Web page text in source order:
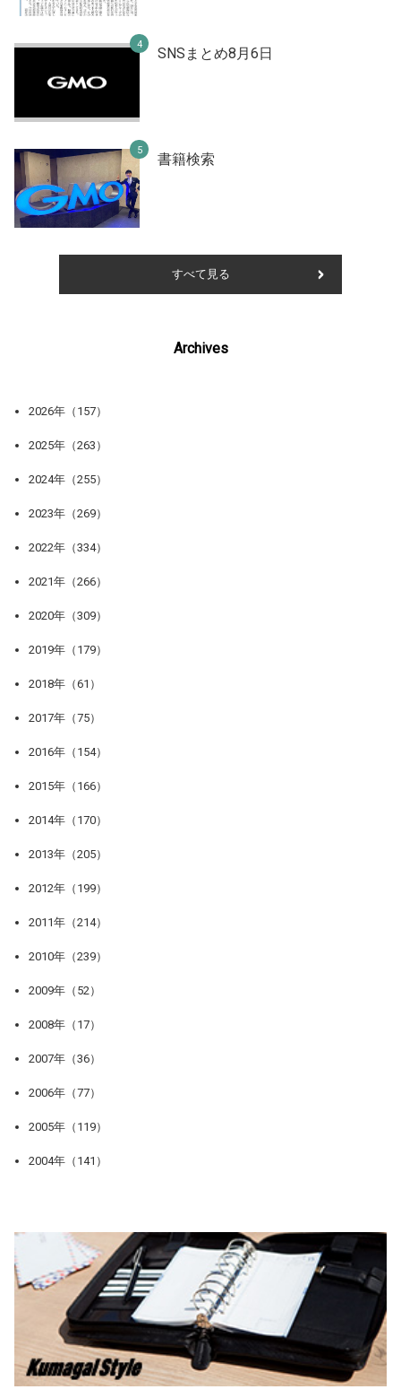
SNSまとめ8月6日
書籍検索
すべて見る
Archives
2026年（157）
2025年（263）
2024年（255）
2023年（269）
2022年（334）
2021年（266）
2020年（309）
2019年（179）
2018年（61）
2017年（75）
2016年（154）
2015年（166）
2014年（170）
2013年（205）
2012年（199）
2011年（214）
2010年（239）
2009年（52）
2008年（17）
2007年（36）
2006年（77）
2005年（119）
2004年（141）